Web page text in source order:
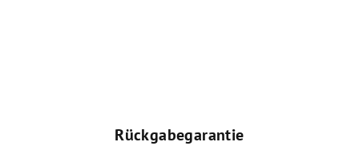
Rückgabegarantie